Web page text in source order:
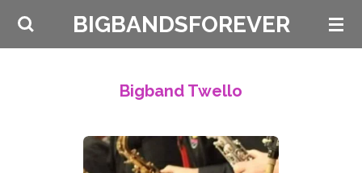
Ga
BIGBANDSFOREVER
Bigband Twello